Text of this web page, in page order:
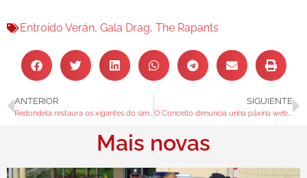
Entroido Verán, Gala Drag, The Rapants
ANTERIOR
Redondela restaura os xigantes do simbólico Meco
SIGUIENTE
O Concello denuncia unha páxina web fraudulenta de turismo de Redondela
Mais novas